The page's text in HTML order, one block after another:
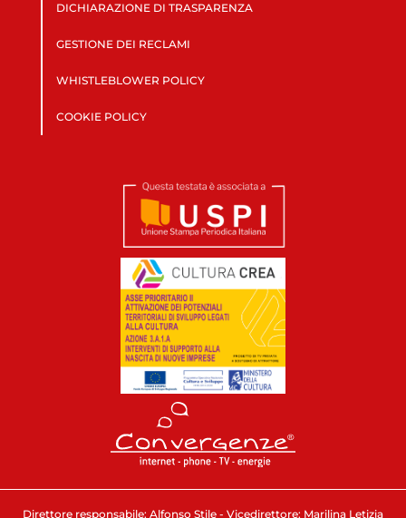
DICHIARAZIONE DI TRASPARENZA
GESTIONE DEI RECLAMI
WHISTLEBLOWER POLICY
COOKIE POLICY
Direttore responsabile: Alfonso Stile - Vicedirettore: Marilina Letizia